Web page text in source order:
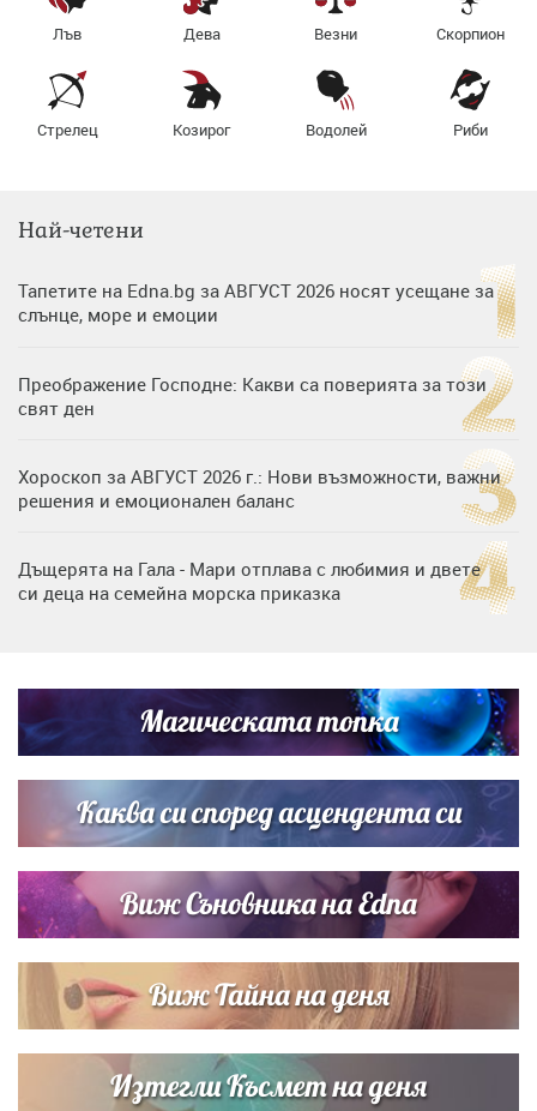
Лъв Дева Везни Скорпион
Стрелец Козирог Водолей Риби
Най-четени
Тапетите на Edna.bg за АВГУСТ 2026 носят усещане за
слънце, море и емоции
Преображение Господне: Какви са поверията за този
свят ден
Хороскоп за АВГУСТ 2026 г.: Нови възможности, важни
решения и емоционален баланс
Дъщерята на Гала - Мари отплава с любимия и двете
си деца на семейна морска приказка
Димов издадоха своето любимо място
Дъщерята на Тодор Батков вдигна сватба, Стоичков и
Братя Аргирови я изненадаха с песен
Магическата топка
Каква си според асцендента си
Виж Съновника на Edna
Виж Тайна на деня
Изтегли Късмет на деня